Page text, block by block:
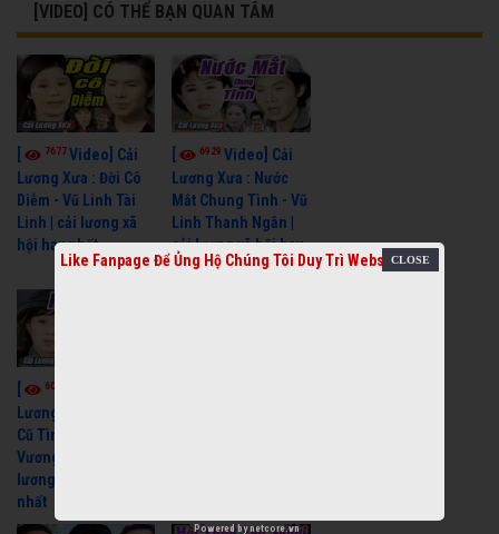
[VIDEO] CÓ THỂ BẠN QUAN TÂM
7677Video] Cải
Lương Xưa : Đời Cô
Diễm - Vũ Linh Tài
Linh | cải lương xã
hội hay nhất
6929Video] Cải
Lương Xưa : Nước
Mắt Chung Tình - Vũ
Linh Thanh Ngân |
cải lương xã hội hay
nhất
6074
Lương Xưa : Nghĩa
Cũ Tình Xưa - Minh
Vương Thoại Mỹ | cải
lương xã hội hay
nhất
Like Fanpage Để Ủng Hộ Chúng Tôi Duy Trì Website
Powered by netcore.vn